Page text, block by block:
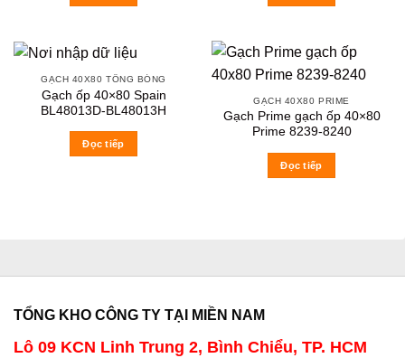
GẠCH 40X80 TÔNG BÓNG
Gạch ốp 40×80 Spain
BL48013D-BL48013H
Đọc tiếp
GẠCH 40X80 PRIME
Gạch Prime gạch ốp 40×80
Prime 8239-8240
Đọc tiếp
TỔNG KHO CÔNG TY TẠI MIỀN NAM
Lô 09 KCN Linh Trung 2, Bình Chiểu, TP. HCM